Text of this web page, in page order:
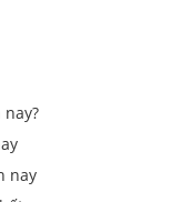
nay